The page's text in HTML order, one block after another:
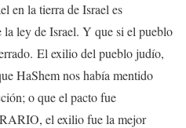
en la tierra de Israel es
ley de Israel. Y que si el pueblo
El exilio del pueblo judío,
HaShem nos había mentido
o que el pacto fue
el exilio fue la mejor